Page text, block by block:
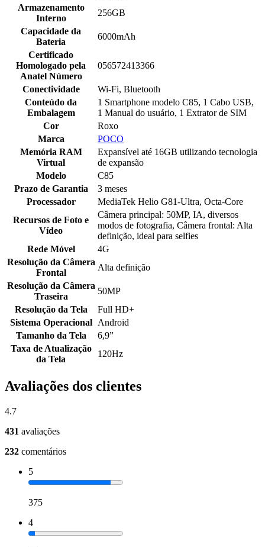
Armazenamento
Interno
256GB
Capacidade da
Bateria
6000mAh
Certificado
Homologado pela
Anatel Número
056572413366
Conectividade
Wi-Fi, Bluetooth
Conteúdo da
Embalagem
1 Smartphone modelo C85, 1 Cabo USB,
1 Manual do usuário, 1 Extrator de SIM
Cor
Roxo
Marca
POCO
Memória RAM
Virtual
Expansível até 16GB utilizando tecnologia
de expansão
Modelo
C85
Prazo de Garantia
3 meses
Processador
MediaTek Helio G81-Ultra, Octa-Core
Recursos de Foto e
Vídeo
Câmera principal: 50MP, IA, diversos
modos de fotografia, Câmera frontal: Alta
definição, ideal para selfies
Rede Móvel
4G
Resolução da Câmera
Frontal
Alta definição
Resolução da Câmera
Traseira
50MP
Resolução da Tela
Full HD+
Sistema Operacional
Android
Tamanho da Tela
6,9”
Taxa de Atualização
da Tela
120Hz
Avaliações dos clientes
4.7
431 avaliações
232 comentários
5
375
4